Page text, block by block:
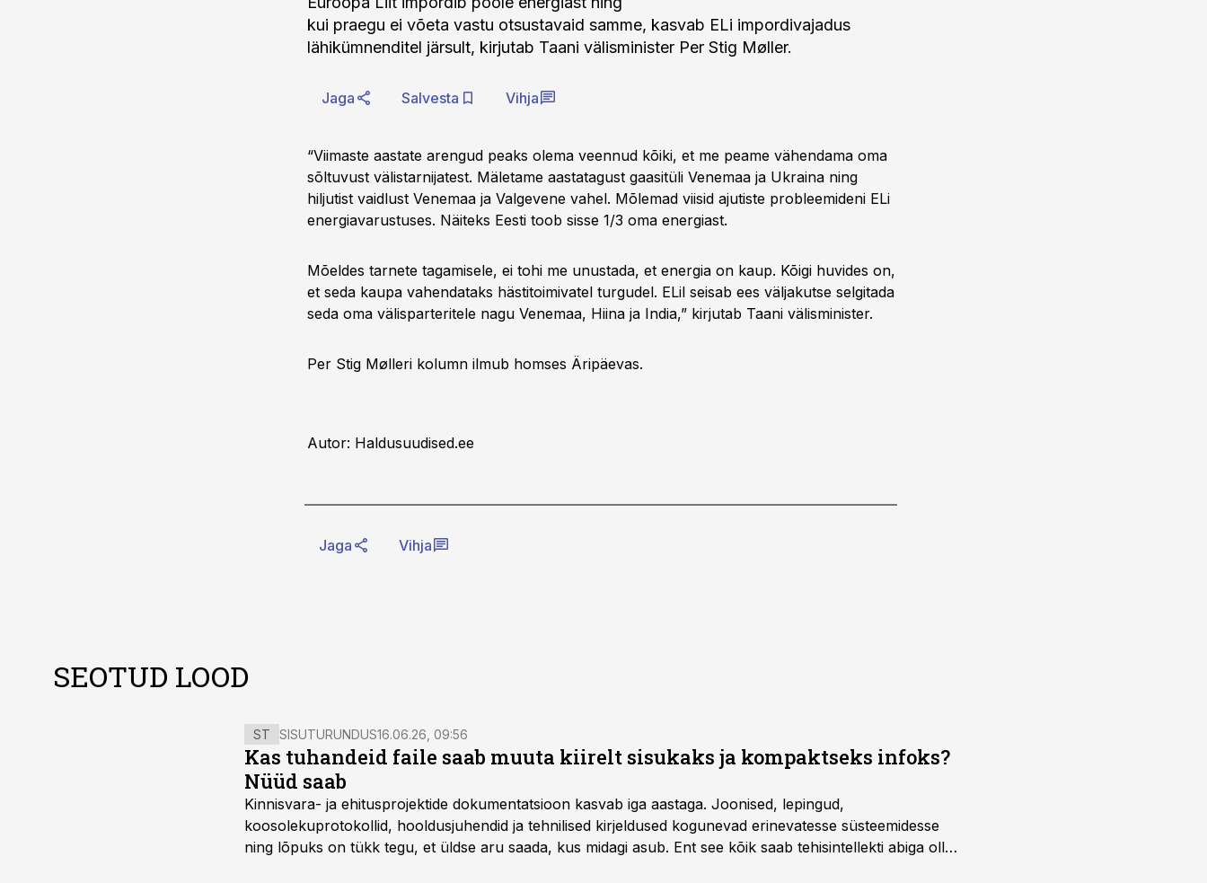
kui praegu ei võeta vastu otsustavaid samme, kasvab ELi impordivajadus
lähikümnenditel järsult, kirjutab Taani välisminister Per Stig Møller.
Jaga Salvesta Vihja
“Viimaste aastate arengud peaks olema veennud kõiki, et me peame vähendama oma
sõltuvust välistarnijatest. Mäletame aastatagust gaasitüli Venemaa ja Ukraina ning
hiljutist vaidlust Venemaa ja Valgevene vahel. Mõlemad viisid ajutiste probleemideni ELi
energiavarustuses. Näiteks Eesti toob sisse 1/3 oma energiast.
Mõeldes tarnete tagamisele, ei tohi me unustada, et energia on kaup. Kõigi huvides on,
et seda kaupa vahendataks hästitoimivatel turgudel. ELil seisab ees väljakutse selgitada
seda oma välisparteritele nagu Venemaa, Hiina ja India,” kirjutab Taani välisminister.
Per Stig Mølleri kolumn ilmub homses Äripäevas.
Autor: Haldusuudised.ee
Jaga Vihja
SEOTUD LOOD
ST SISUTURUNDUS16.06.26, 09:56
Kas tuhandeid faile saab muuta kiirelt sisukaks ja kompaktseks infoks?
Nüüd saab
Kinnisvara- ja ehitusprojektide dokumentatsioon kasvab iga aastaga. Joonised, lepingud,
koosolekuprotokollid, hooldusjuhendid ja tehnilised kirjeldused kogunevad erinevatesse süsteemidesse
ning lõpuks on tükk tegu, et üldse aru saada, kus midagi asub. Ent see kõik saab tehisintellekti abiga olla